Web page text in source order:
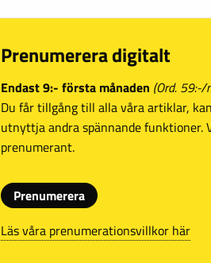
Prenumerera digitalt
Endast 9:- första månaden (Ord. 59:-/
Du får tillgång till alla våra artiklar,
utnyttja andra spännande funktioner.
prenumerant.
Prenumerera
Läs våra prenumerationsvillkor här